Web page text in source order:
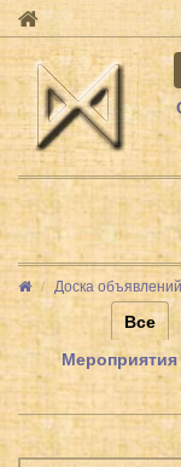
Доска объявлений
Все
Мероприятия